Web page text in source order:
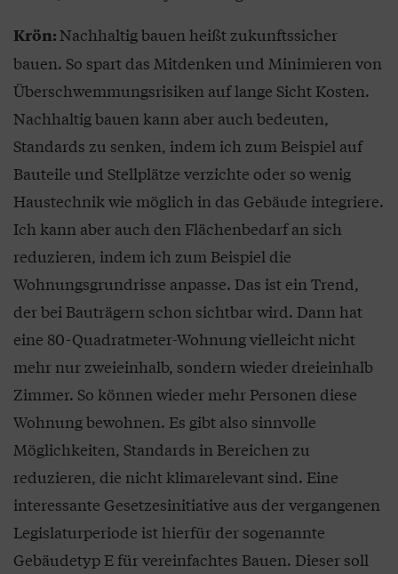
Krön:Nachhaltig bauen heißt zukunftssicher
bauen. So spart das Mitdenken und Minimieren von
Überschwemmungsrisiken auf lange Sicht Kosten.
Nachhaltig bauen kann aber auch bedeuten,
Standards zu senken, indem ich zum Beispiel auf
Bauteile und Stellplätze verzichte oder so wenig
Haustechnik wie möglich in das Gebäude integriere.
Ich kann aber auch den Flächenbedarf an sich
reduzieren, indem ich zum Beispiel die
Wohnungsgrundrisse anpasse. Das ist ein Trend,
der bei Bauträgern schon sichtbar wird. Dann hat
eine 80-Quadratmeter-Wohnung vielleicht nicht
mehr nur zweieinhalb, sondern wieder dreieinhalb
Zimmer. So können wieder mehr Personen diese
Wohnung bewohnen. Es gibt also sinnvolle
Möglichkeiten, Standards in Bereichen zu
reduzieren, die nicht klimarelevant sind. Eine
interessante Gesetzesinitiative aus der vergangenen
Legislaturperiode ist hierfür der sogenannte
Gebäudetyp E für vereinfachtes Bauen. Dieser soll